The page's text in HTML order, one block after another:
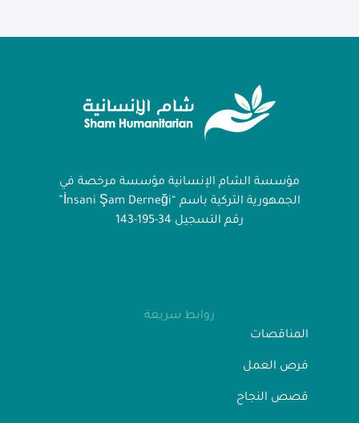
مؤسسة الشام الإنسانية مؤسسة مرخصة في
الجمهورية التركية باسم “İnsani Şam Derneği”
رقم التسجيل 34-195-143
روابط سريعة
المناقصات
فرص العمل
قصص النجاح